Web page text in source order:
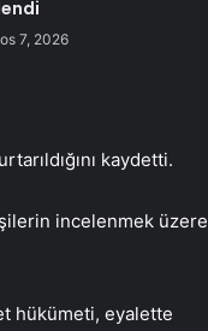
7, 2026
kaydetti.
incelenmek üzere
hükümeti, eyalette